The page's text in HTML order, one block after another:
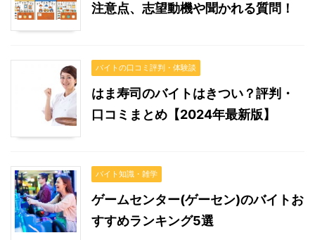
注意点、志望動機や聞かれる質問！
バイトの口コミ評判・体験談
はま寿司のバイトはきつい？評判・
口コミまとめ【2024年最新版】
バイト知識・雑学
ゲームセンター(ゲーセン)のバイトお
すすめランキング5選